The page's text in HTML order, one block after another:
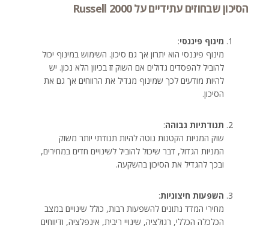
הסיכון שבחוזים עתידיים על Russell 2000
מינוף פיננסי:
מינוף פיננסי הוא יתרון אך גם סיכון. השימוש במינוף יכול
להוביל להפסדים גדולים אם השוק זז בכיוון הלא נכון. יש
להיות מודעים לכך שמינוף מגדיל את הרווחים אך גם את
הסיכון.
תנודתיות גבוהה:
שוק המניות הקטנות נוטה להיות תנודתי יותר משוק
המניות הגדול, דבר שיכול להוביל לשינויים חדים במחירים,
ובכך להגדיל את הסיכון בהשקעה.
השפעות חיצוניות:
מחירי המדד נתונים להשפעות רבות, כולל שינויים במצב
הכלכלה הכללי, רגולציה, שינויי ריבית, אינפלציה, ודיווחים